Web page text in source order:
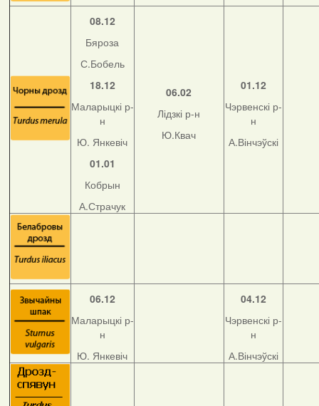
08.12
Бяроза
С.Бобель
18.12
Маларыцкі р-
н
Ю. Янкевіч
01.01
Кобрын
А.Страчук
06.02
Лідзкі р-н
Ю.Квач
01.12
Чэрвенскі р-
н
А.Вінчэўскі
06.12
Маларыцкі р-
н
Ю. Янкевіч
04.12
Чэрвенскі р-
н
А.Вінчэўскі